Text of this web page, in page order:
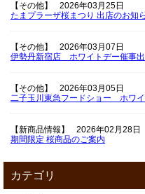
【その他】
2026年03月25日
たまプラーザ桜まつり 出店のお知
【その他】
2026年03月07日
伊勢丹新宿店 ホワイトデー催事
【その他】
2026年03月05日
二子玉川東急フードショー ホワ
【新商品情報】
2026年02月28日
期間限定 桜商品のご案内
カテゴリ